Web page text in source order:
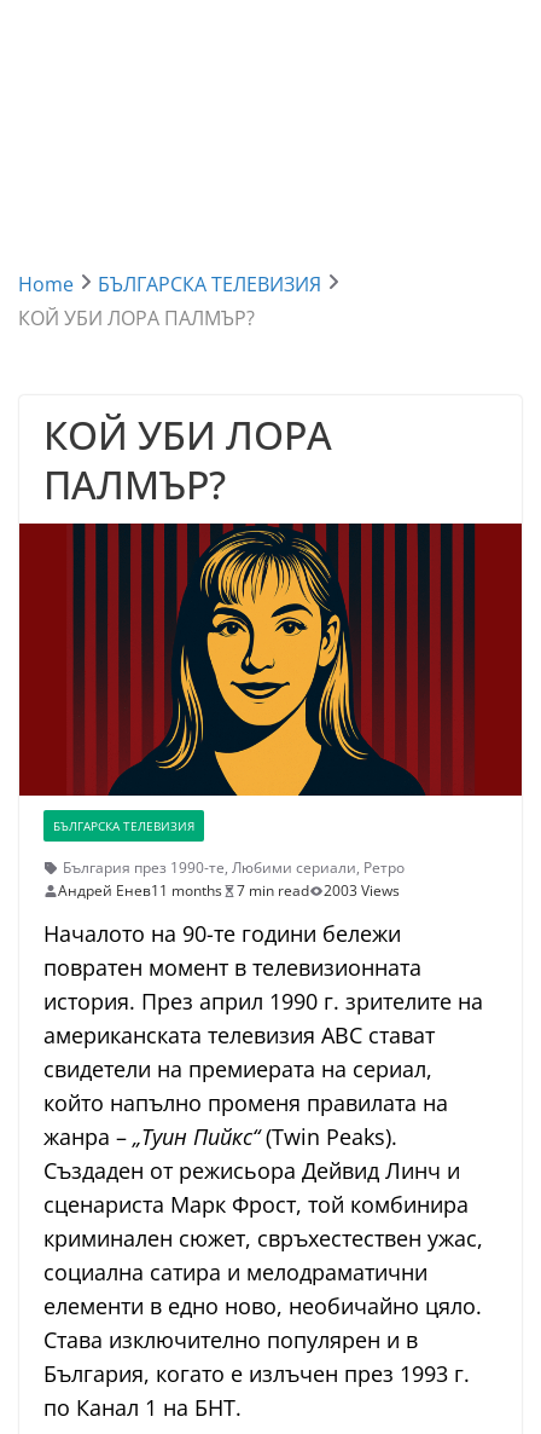
Home
БЪЛГАРСКА ТЕЛЕВИЗИЯ
КОЙ УБИ ЛОРА ПАЛМЪР?
КОЙ УБИ ЛОРА
ПАЛМЪР?
БЪЛГАРСКА ТЕЛЕВИЗИЯ
България през 1990-те, Любими сериали, Ретро
Андрей Енев11 months 7 min read 2003 Views
Началото на 90-те години бележи
повратен момент в телевизионната
история. През април 1990 г. зрителите на
американската телевизия ABC стават
свидетели на премиерата на сериал,
който напълно променя правилата на
жанра – „Туин Пийкс“(Twin Peaks).
Създаден от режисьора Дейвид Линч и
сценариста Марк Фрост, той комбинира
криминален сюжет, свръхестествен ужас,
социална сатира и мелодраматични
елементи в едно ново, необичайно цяло.
Става изключително популярен и в
България, когато е излъчен през 1993 г.
по Канал 1 на БНТ.